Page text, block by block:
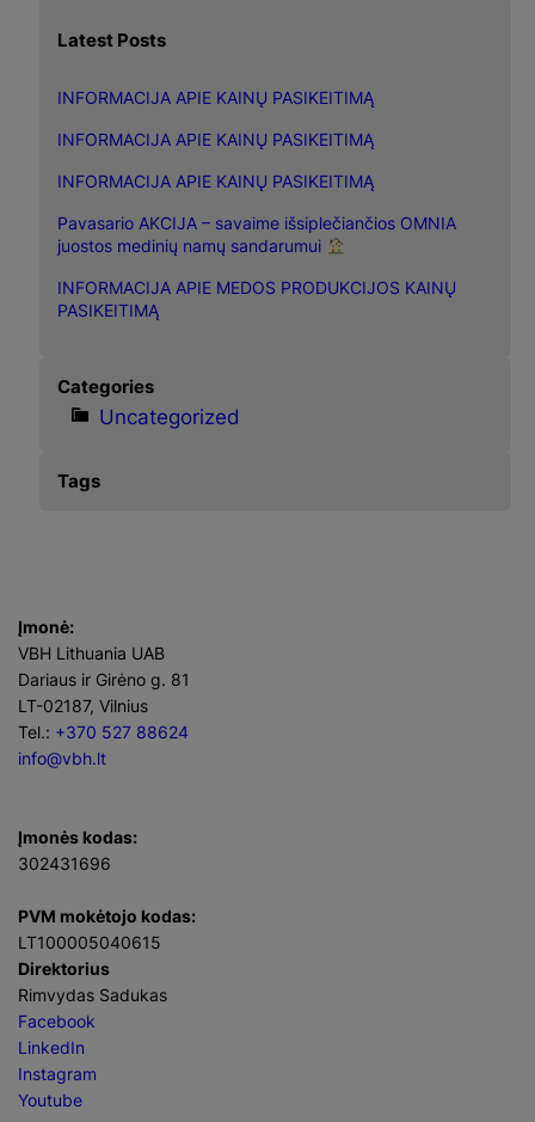
r
c
Latest Posts
INFORMACIJA APIE KAINŲ PASIKEITIMĄ
INFORMACIJA APIE KAINŲ PASIKEITIMĄ
INFORMACIJA APIE KAINŲ PASIKEITIMĄ
Pavasario AKCIJA – savaime išsiplečiančios OMNIA
juostos medinių namų sandarumui
INFORMACIJA APIE MEDOS PRODUKCIJOS KAINŲ
PASIKEITIMĄ
Categories
Uncategorized
Tags
Įmonė:
VBH Lithuania UAB
Dariaus ir Girėno g. 81
LT-02187, Vilnius
Tel.: +370 527 88624
info@vbh.lt
Įmonės kodas:
302431696
PVM mokėtojo kodas:
LT100005040615
Direktorius
Rimvydas Sadukas
Facebook
LinkedIn
Instagram
Youtube